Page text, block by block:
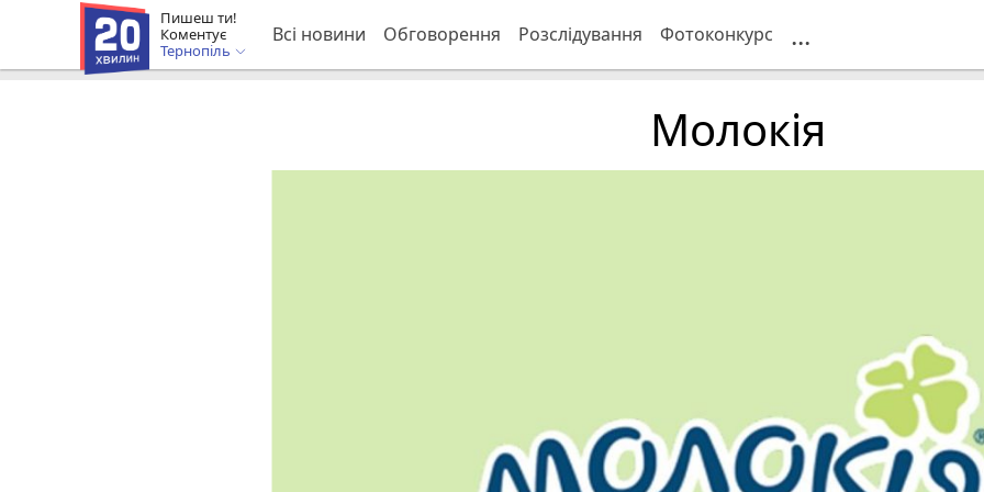
Пишеш ти!
Коментує
Тернопіль
Всі новини Обговорення Розслідування Фотоконкурс ...
Молокія